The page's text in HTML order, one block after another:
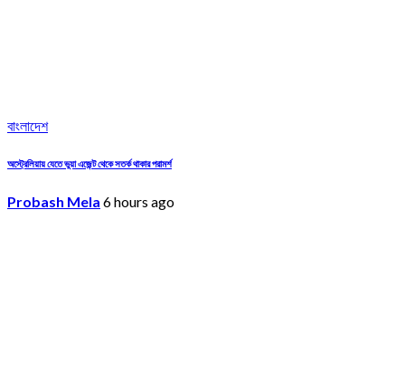
বাংলাদেশ
অস্ট্রেলিয়ায় যেতে ভুয়া এজেন্ট থেকে সতর্ক থাকার পরামর্শ
Probash Mela 6 hours ago